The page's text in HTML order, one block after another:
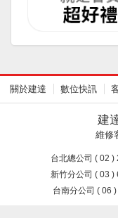
關於建達 數位快訊
建
維修
台北總公司 ( 02 )
新竹分公司 ( 03 )
台南分公司 ( 06